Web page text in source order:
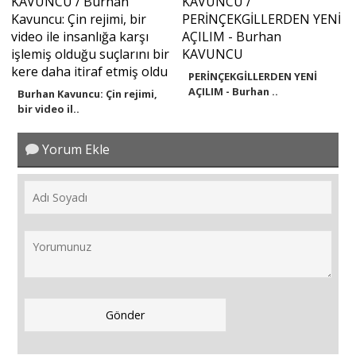
Burhan Kavuncu: Çin rejimi,
bir video il..
PERİNÇEKGİLLERDEN YENİ
AÇILIM - Burhan ..
Yorum Ekle